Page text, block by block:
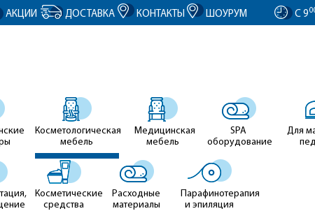
= clientID; });
АКЦИИ ДОСТАВКА КОНТАКТЫ ШОУРУМ С 9
Косметологическая
мебель
Медицинская
мебель
SPA
оборудование
Для
Косметические
средства
Расходные
материалы
Парафинотерапия
и эпиляция